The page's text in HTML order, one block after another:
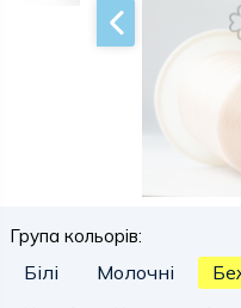
Група кольорів:
Білі Молочні